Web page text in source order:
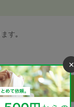
す｡
×